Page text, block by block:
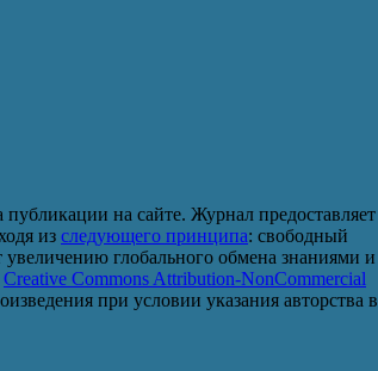
на сайте. Журнал предоставляет
из следующего принципа: свободный
увеличению глобального обмена знаниями и
Creative Commons Attribution-NonCommercial
при условии указания авторства в